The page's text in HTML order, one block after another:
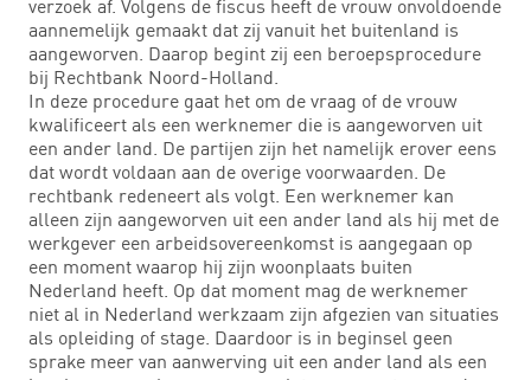
verzoek af. Volgens de fiscus heeft de vrouw onvoldoende
aannemelijk gemaakt dat zij vanuit het buitenland is
aangeworven. Daarop begint zij een beroepsprocedure
bij Rechtbank Noord-Holland.
In deze procedure gaat het om de vraag of de vrouw
kwalificeert als een werknemer die is aangeworven uit
een ander land. De partijen zijn het namelijk erover eens
dat wordt voldaan aan de overige voorwaarden. De
rechtbank redeneert als volgt. Een werknemer kan
alleen zijn aangeworven uit een ander land als hij met de
werkgever een arbeidsovereenkomst is aangegaan op
een moment waarop hij zijn woonplaats buiten
Nederland heeft. Op dat moment mag de werknemer
niet al in Nederland werkzaam zijn afgezien van situaties
als opleiding of stage. Daardoor is in beginsel geen
sprake meer van aanwerving uit een ander land als een